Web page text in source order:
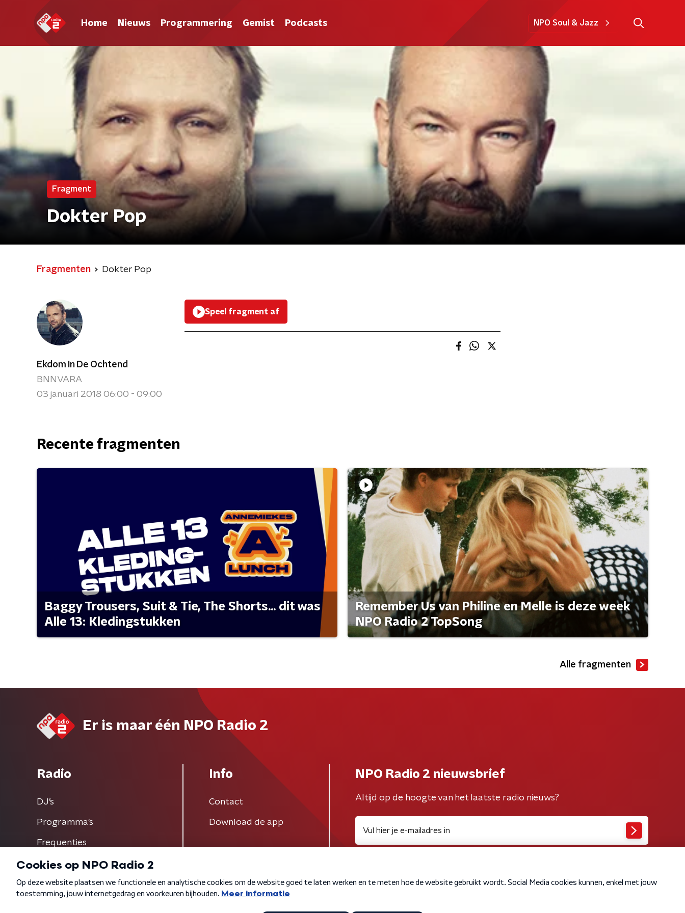
Home Nieuws Programmering Gemist Podcasts NPO Soul & Jazz
Fragment
Dokter Pop
Fragmenten Dokter Pop
Ekdom In De Ochtend
BNNVARA
03 januari 2018 06:00 - 09:00
Speel fragment af
Recente fragmenten
Baggy Trousers, Suit & Tie, The Shorts... dit was
Alle 13: Kledingstukken
Remember Us van Philine en Melle is deze week
NPO Radio 2 TopSong
Alle fragmenten
Er is maar één NPO Radio 2
Radio
DJ’s
Programma's
Frequenties
Info
Contact
Download de app
NPO Radio 2 nieuwsbrief
Altijd op de hoogte van het laatste radio nieuws?
Algemene voorwaarden Privacybeleid